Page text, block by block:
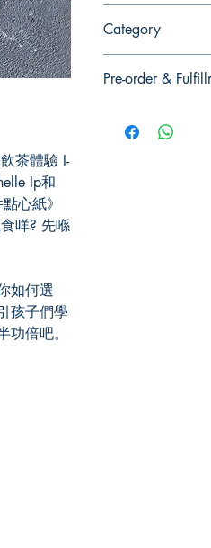
茶體驗 I-
Ip和
心紙》
咩? 先喺
如何選
孩子們學
倍吧。
Category
Pre-order &
you for pickup/